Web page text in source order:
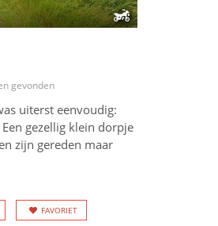
gevonden
uiterst eenvoudig:
gezellig klein dorpje
zijn gereden maar
FAVORIET